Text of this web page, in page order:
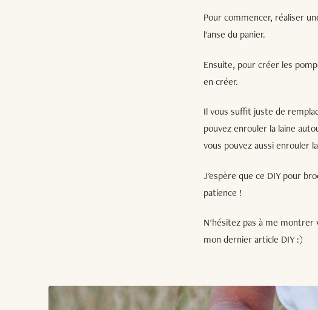
Pour commencer, réaliser
l'anse du panier.
Ensuite, pour créer les
en créer.
Il vous suffit juste de
pouvez enrouler la laine
vous pouvez aussi enrouler
J'espère que ce DIY pour
patience !
N'hésitez pas à me montrer
mon dernier article DIY :)